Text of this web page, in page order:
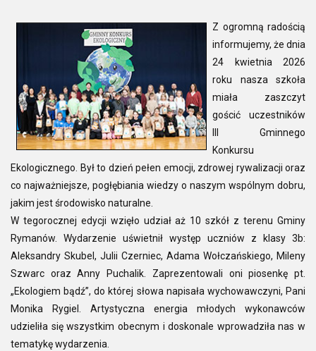
Z ogromną radością
informujemy, że dnia
24 kwietnia 2026
roku nasza szkoła
miała zaszczyt
gościć uczestników
III Gminnego
Konkursu
Ekologicznego. Był to dzień pełen emocji, zdrowej rywalizacji oraz
co najważniejsze, pogłębiania wiedzy o naszym wspólnym dobru,
jakim jest środowisko naturalne.
W tegorocznej edycji wzięło udział aż 10 szkół z terenu Gminy
Rymanów. Wydarzenie uświetnił występ uczniów z klasy 3b:
Aleksandry Skubel, Julii Czerniec, Adama Wołczańskiego, Mileny
Szwarc oraz Anny Puchalik. Zaprezentowali oni piosenkę pt.
„Ekologiem bądź”, do której słowa napisała wychowawczyni, Pani
Monika Rygiel. Artystyczna energia młodych wykonawców
udzieliła się wszystkim obecnym i doskonale wprowadziła nas w
tematykę wydarzenia.